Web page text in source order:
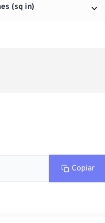
Copiar